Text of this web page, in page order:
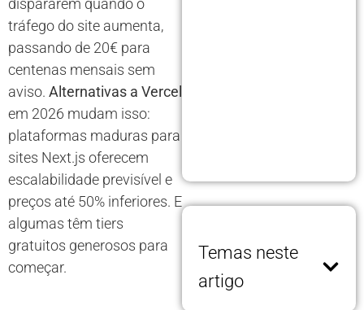
dispararem quando o
tráfego do site aumenta,
passando de 20€ para
centenas mensais sem
aviso. Alternativas a Vercel
em 2026 mudam isso:
plataformas maduras para
sites Next.js oferecem
escalabilidade previsível e
preços até 50% inferiores. E
algumas têm tiers
gratuitos generosos para
começar.
Temas neste
artigo